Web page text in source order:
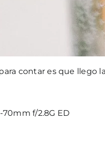
contar es que llego
70mm f/2.8G ED